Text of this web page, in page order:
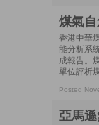
煤氣
香港中華
能分析系
成報告。
單位評析
Posted
亞馬